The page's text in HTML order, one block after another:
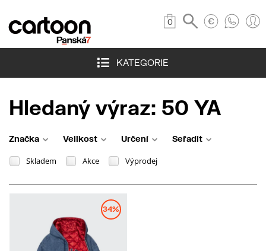
0
KATEGORIE
Hledaný výraz: 50 YA
Značka Velikost Určení Seřadit
Skladem Akce Výprodej
34%